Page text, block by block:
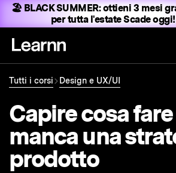
🏖️ BLACK SUMMER:ottieni 3 mesi
per tutta l'estateScade oggi!
Tutti i corsi Design e UX/UI
Capire cosa
manca una
prodotto